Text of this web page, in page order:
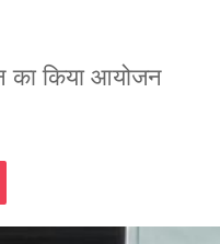
का किया आयोजन
Pocket